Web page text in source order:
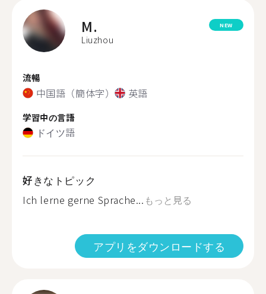
M.
Liuzhou
NEW
流暢
中国語（簡体字） 英語
学習中の言語
ドイツ語
好きなトピック
Ich lerne gerne Sprache... もっと見る
アプリをダウンロードする